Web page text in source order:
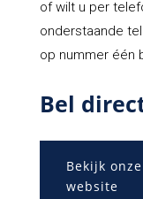
of wilt u per
onderstaande
op nummer één
Bel
Bekijk
website